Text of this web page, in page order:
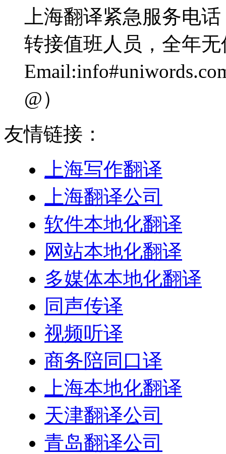
上海翻译紧急服务电
转接值班人员，全年无
@）
友情链接：
上海写作翻译
上海翻译公司
软件本地化翻译
网站本地化翻译
多媒体本地化翻译
同声传译
视频听译
商务陪同口译
上海本地化翻译
天津翻译公司
青岛翻译公司